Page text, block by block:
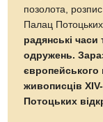
позолота,
Палац
радянські
одружень.
європейського
живописців
Потоцьких